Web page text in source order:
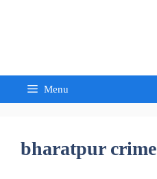
Menu
bharatpur